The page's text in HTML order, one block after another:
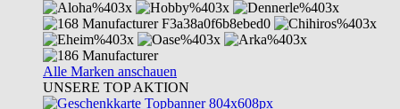
Alle Marken anschauen
UNSERE TOP AKTION